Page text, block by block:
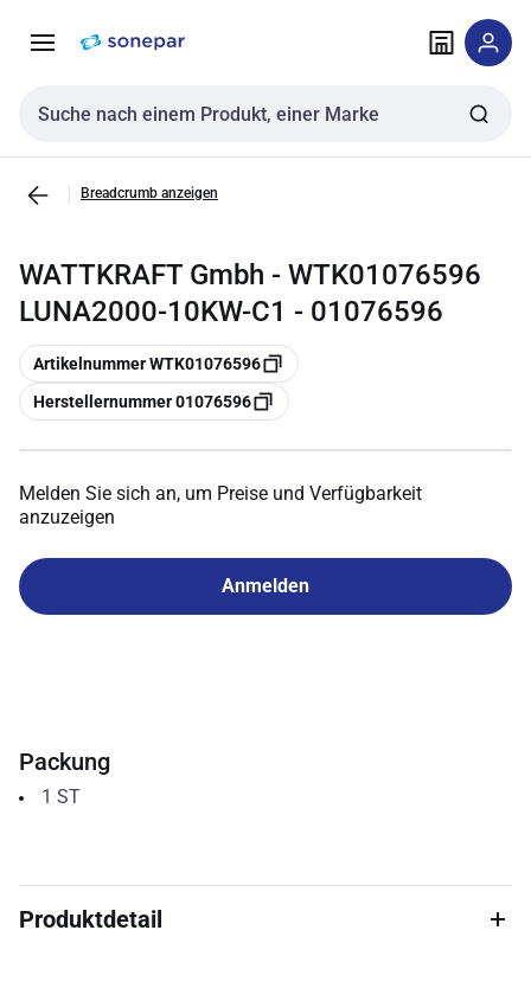
NavigationInhalt
Sucheingabe
Breadcrumb anzeigen
WATTKRAFT Gmbh - WTK01076596
LUNA2000-10KW-C1 - 01076596
Kopieren
Artikelnummer WTK01076596
Kopieren
Herstellernummer 01076596
Melden Sie sich an, um Preise und Verfügbarkeit
anzuzeigen
Anmelden
Packung
1 ST
Produktdetail